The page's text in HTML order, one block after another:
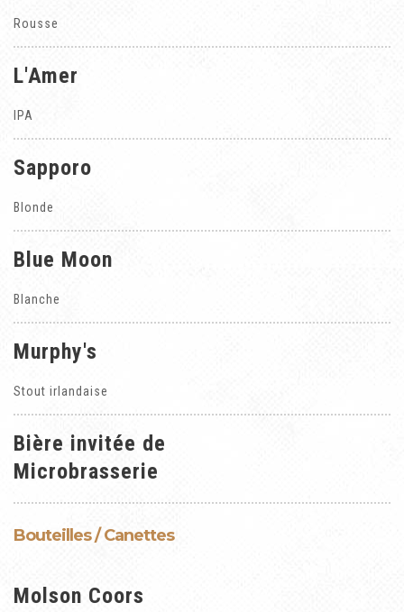
Rousse
L'Amer
IPA
Sapporo
Blonde
Blue Moon
Blanche
Murphy's
Stout irlandaise
Bière invitée de
Microbrasserie
Bouteilles / Canettes
Molson Coors